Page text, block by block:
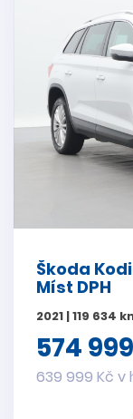
Škoda
Míst DPH
2021 | 119 634
574
639 999 Kč